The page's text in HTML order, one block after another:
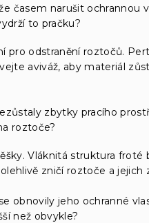
časem narušit ochrannou
to pračku?
pro odstranění roztočů.
aviváž, aby materiál
zbytky pracího
roztoče?
Vláknitá struktura froté
zničí roztoče a jejich
obnovily jeho ochranné
než obvykle?